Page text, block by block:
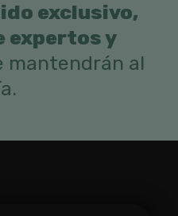
exclusivo,
expertos y
mantendrán al